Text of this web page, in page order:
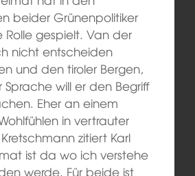
beider Grünenpolitiker
Rolle gespielt. Van der
nicht entscheiden
und den tiroler Bergen,
will er den Begriff
Eher an einem
in vertrauter
zitiert Karl
ist da wo ich verstehe
werde. Für beide ist